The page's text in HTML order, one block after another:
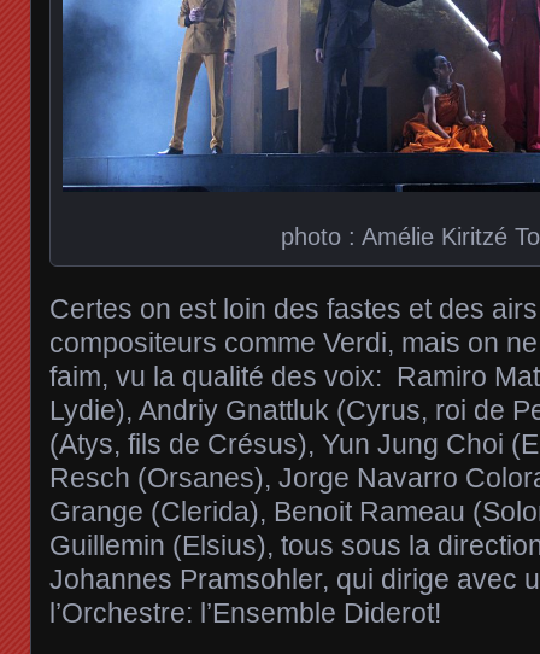
photo : Amélie Kiritzé
Certes on est loin des fastes et des
compositeurs comme Verdi, mais on
faim, vu la qualité des voix: Ramiro
Lydie), Andriy Gnattluk (Cyrus, roi de
(Atys, fils de Crésus), Yun Jung Choi
Resch (Orsanes), Jorge Navarro
Grange (Clerida), Benoit Rameau
Guillemin (Elsius), tous sous la
Johannes Pramsohler, qui dirige avec
l’Orchestre: l’Ensemble Diderot!